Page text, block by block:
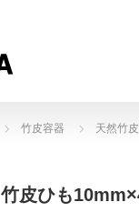
竹皮容器 天然竹皮
竹皮ひも